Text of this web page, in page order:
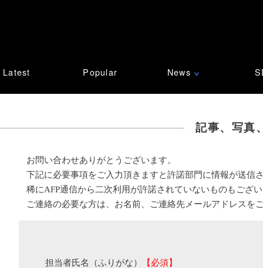
Latest Popular News ∨
記事、写真
お問い合わせありがとうございます。
下記に必要事項をご入力頂きますと許諾部門に情報が送信
稀にAFP通信から二次利用が許諾されていないものもござ
ご連絡の必要な方は、お名前、ご連絡先メールアドレスを
担当者氏名（ふりがな） 【必須】